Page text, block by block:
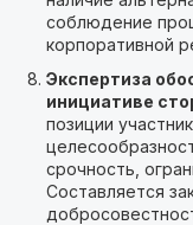
соблюдение
корпоративной
Экспертиза
инициативе
позиции
срочность,
Составляется